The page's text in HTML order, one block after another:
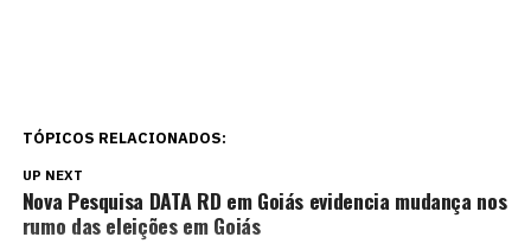
TÓPICOS RELACIONADOS:
UP NEXT
Nova Pesquisa DATA RD em Goiás evidencia mudança nos
rumo das eleições em Goiás